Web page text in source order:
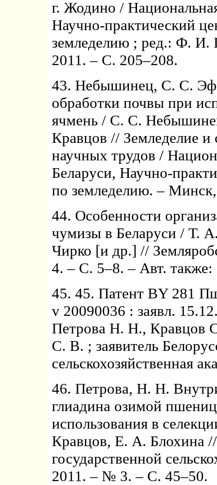
г. Жодино /
Научно-практический
земледелию ; ред.: Ф. И.
2011. – С. 205–208.
43. Небышинец, С. С.
обработки почвы при
ячмень / С. С.
Кравцов // Земледелие и
научных трудов /
Беларуси, Научно-
по земледелию. –
44. Особенности
чумизы в Беларуси / Т.
Чирко [и др.] //
4. – С. 5–8. – Авт.
45. 45. Патент BY 281
v 20090036 : заявл.
Петрова Н. Н., Кравцов
С. В. ; заявитель
сельскохозяйственная
46. Петрова, Н. Н.
глиадина озимой
использования в
Кравцов, Е. А. Блохина
государственной
2011. – № 3. – С. 45–50.